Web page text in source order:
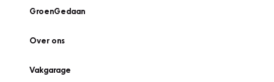
GroenGedaan
Over ons
Vakgarage